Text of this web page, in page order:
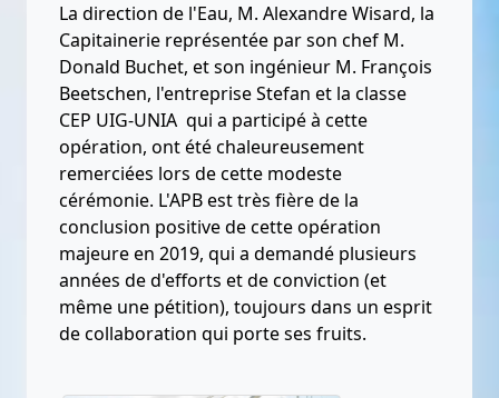
La direction de l'Eau, M. Alexandre Wisard, la
Capitainerie représentée par son chef M.
Donald Buchet, et son ingénieur M. François
Beetschen, l'entreprise Stefan et la classe
CEP UIG-UNIA qui a participé à cette
opération, ont été chaleureusement
remerciées lors de cette modeste
cérémonie. L'APB est très fière de la
conclusion positive de cette opération
majeure en 2019, qui a demandé plusieurs
années de d'efforts et de conviction (et
même une pétition), toujours dans un esprit
de collaboration qui porte ses fruits.